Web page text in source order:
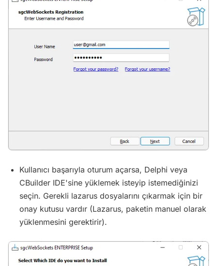
Kullanıcı başarıyla oturum açarsa, Delphi veya
CBuilder IDE'sine yüklemek isteyip istemediğinizi
seçin. Gerekli lazarus dosyalarını çıkarmak için bir
onay kutusu vardır (Lazarus, paketin manuel olarak
yüklenmesini gerektirir).